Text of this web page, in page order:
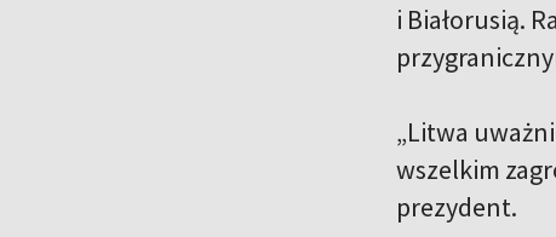
i Białorusią.
„Litwa
wszelkim
prezydent.